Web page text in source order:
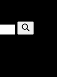
Buscar